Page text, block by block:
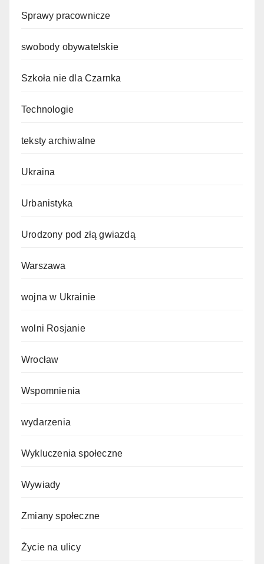
Sprawy pracownicze
swobody obywatelskie
Szkoła nie dla Czarnka
Technologie
teksty archiwalne
Ukraina
Urbanistyka
Urodzony pod złą gwiazdą
Warszawa
wojna w Ukrainie
wolni Rosjanie
Wrocław
Wspomnienia
wydarzenia
Wykluczenia społeczne
Wywiady
Zmiany społeczne
Życie na ulicy